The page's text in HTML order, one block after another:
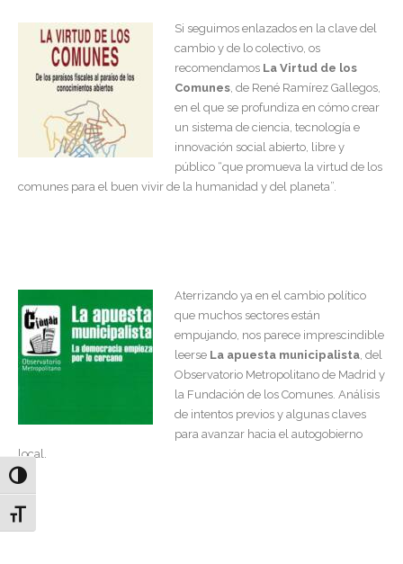
Alternar alto contraste
Alternar tamaño de letra
Si seguimos enlazados en la clave del
cambio y de lo colectivo, os
recomendamos La Virtud de los
Comunes , de René Ramírez Gallegos,
en el que se profundiza en cómo crear
un sistema de ciencia, tecnología e
innovación social abierto, libre y
público “que promueva la virtud de los
comunes para el buen vivir de la humanidad y del planeta”.
Aterrizando ya en el cambio político
que muchos sectores están
empujando, nos parece imprescindible
leerse La apuesta municipalista, del
Observatorio Metropolitano de Madrid y
la Fundación de los Comunes. Análisis
de intentos previos y algunas claves
para avanzar hacia el autogobierno
local.